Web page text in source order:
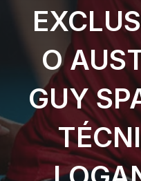
O
GUY